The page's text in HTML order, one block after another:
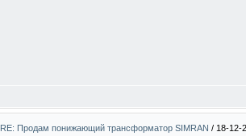
RE: Продам понижающий трансформатор SIMRAN / 18-12-